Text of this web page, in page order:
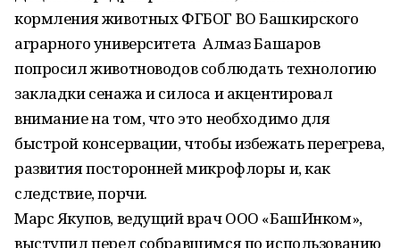
кормления животных ФГБОГ ВО Башкирского
аграрного университета Алмаз Башаров
попросил животноводов соблюдать технологию
закладки сенажа и силоса и акцентировал
внимание на том, что это необходимо для
быстрой консервации, чтобы избежать перегрева,
развития посторонней микрофлоры и, как
следствие, порчи.
Марс Якупов, ведущий врач ООО «БашИнком»,
выступил перед собравшимся по использованию